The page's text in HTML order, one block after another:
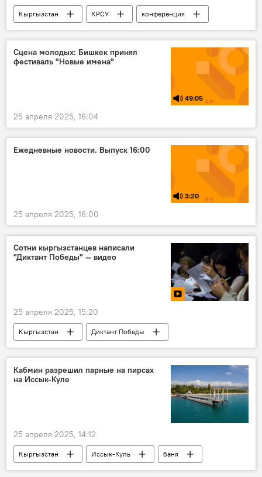
Кыргызстан КРСУ
конференция
язык
Культура фото
Сцена молодых: Бишкек принял
фестиваль "Новые имена"
49:05
25 апреля 2025, 16:04
Ежедневные новости. Выпуск 16:00
3:20
25 апреля 2025, 16:00
Сотни кыргызстанцев написали
"Диктант Победы" — видео
25 апреля 2025, 15:20
Кыргызстан
Диктант Победы
акция
Бишкек
Россотрудничество
видео
80-летие Победы в Великой Отечественной войне
Кабмин разрешил парные на пирсах
на Иссык-Куле
25 апреля 2025, 14:12
Кыргызстан Иссык-Куль
баня
пирс
строительство пляж